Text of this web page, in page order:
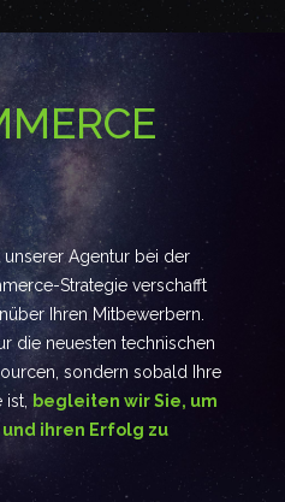
Agentur bei der
Strategie verschafft
Ihren Mitbewerbern.
die neuesten technischen
sondern sobald Ihre
begleiten wir Sie, um
ihren Erfolg zu